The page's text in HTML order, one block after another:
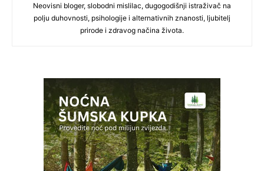
Neovisni bloger, slobodni mislilac, dugogodišnji istraživač na
polju duhovnosti, psihologije i alternativnih znanosti, ljubitelj
prirode i zdravog načina života.